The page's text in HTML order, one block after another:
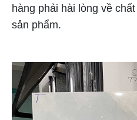
hàng phải hài lòng về
sản phẩm.